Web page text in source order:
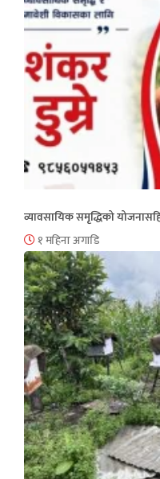
व्यावसायिक समृद्धिको
१ महिना अगाडि